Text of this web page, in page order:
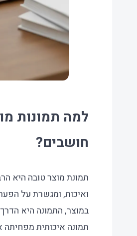
למה תמונות
חושבים?
תמונת מוצר טובה היא
ואיכות, ומגשרת על
במוצר, התמונה היא
תמונה איכותית מפחיתה